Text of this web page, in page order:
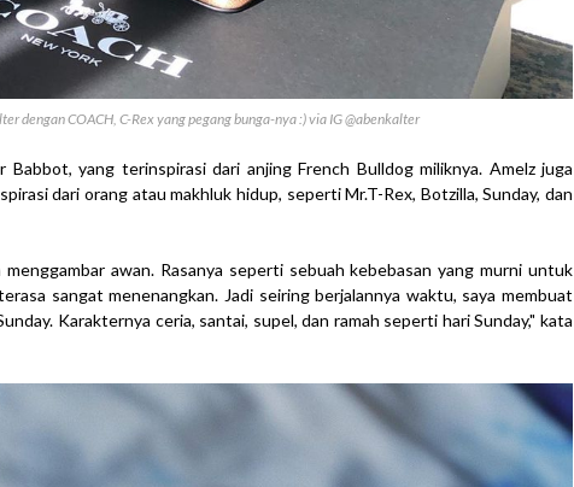
dengan COACH, C-Rex yang pegang bunga-nya :) via IG @abenkalter
Babbot, yang terinspirasi dari anjing French Bulldog miliknya. Amelz juga
dari orang atau makhluk hidup, seperti Mr.T-Rex, Botzilla, Sunday, dan
awan. Rasanya seperti sebuah kebebasan yang murni untuk
sangat menenangkan. Jadi seiring berjalannya waktu, saya membuat
Karakternya ceria, santai, supel, dan ramah seperti hari Sunday," kata